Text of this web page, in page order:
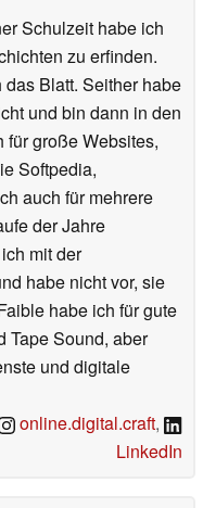
Schulzeit habe ich
zu erfinden.
Blatt. Seither habe
und bin dann in den
große Websites,
Softpedia,
auch für mehrere
der Jahre
mit der
habe nicht vor, sie
habe ich für gute
Tape Sound, aber
und digitale
online.digital.craft,
LinkedIn